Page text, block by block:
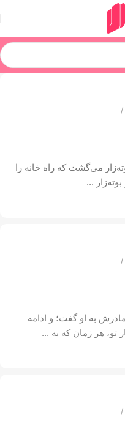
می‌گشت که راه خانه را
...
به او گفت؛ و ادامه
تو، هر زمان که به ...